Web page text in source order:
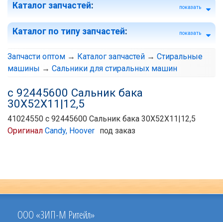
Каталог запчастей: показать
Каталог по типу запчастей: показать
Запчасти оптом → Каталог запчастей → Стиральные
машины → Сальники для стиральных машин
с 92445600 Сальник бака
30X52X11|12,5
41024550 с 92445600 Сальник бака 30X52X11|12,5
Оригинал Candy, Hoover под заказ
ООО «ЗИП-М Ритейл»